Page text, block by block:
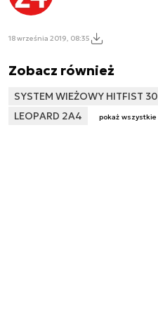
18 września 2019, 08:35
Zobacz również
SYSTEM WIEŻOWY HITFIST 30
LEOPARD 2A4
pokaż wszystkie